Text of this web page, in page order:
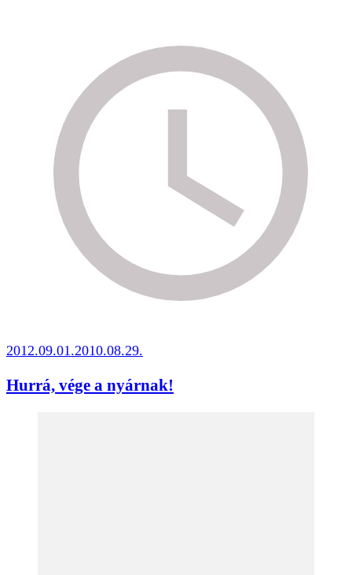
2012.09.01.2010.08.29.
Hurrá, vége a nyárnak!